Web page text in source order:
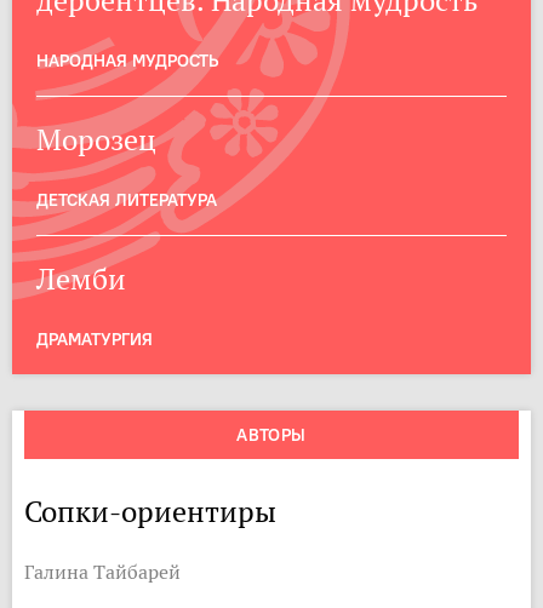
НАРОДНАЯ МУДРОСТЬ
Морозец
ДЕТСКАЯ ЛИТЕРАТУРА
Лемби
ДРАМАТУРГИЯ
АВТОРЫ
Сопки-ориентиры
Галина Тайбарей